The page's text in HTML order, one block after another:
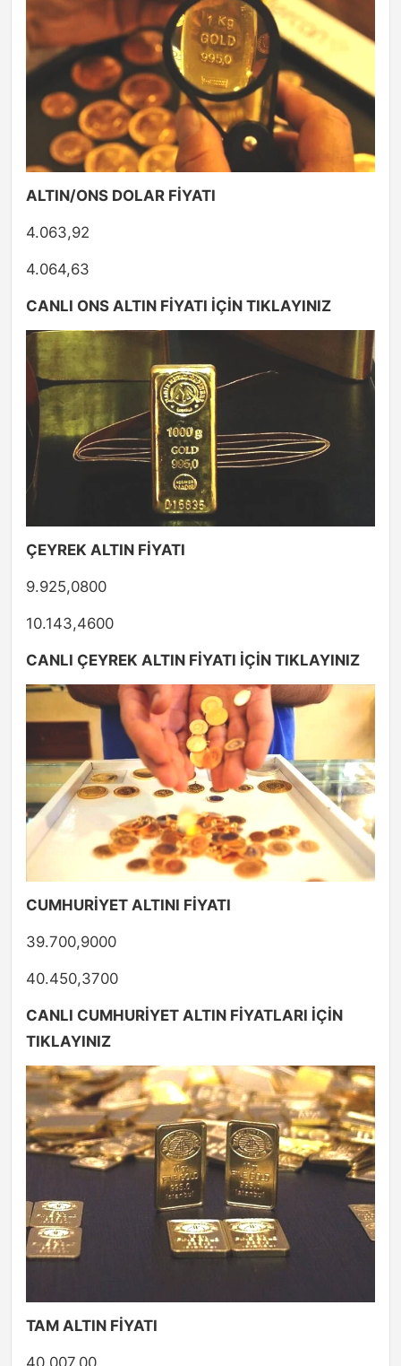
ALTIN/ONS DOLAR FİYATI
4.063,92
4.064,63
CANLI ONS ALTIN FİYATI İÇİN TIKLAYINIZ
ÇEYREK ALTIN FİYATI
9.925,0800
10.143,4600
CANLI ÇEYREK ALTIN FİYATI İÇİN TIKLAYINIZ
CUMHURİYET ALTINI FİYATI
39.700,9000
40.450,3700
CANLI CUMHURİYET ALTIN FİYATLARI İÇİN
TIKLAYINIZ
TAM ALTIN FİYATI